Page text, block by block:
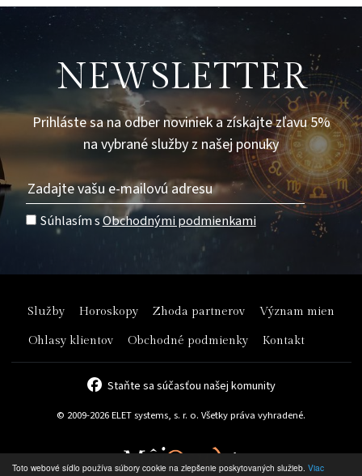
Toto webové sídlo používa súbory cookie na zlepšenie poskytovaných služieb. Viac
NEWSLETTER
Prihláste sa na odber noviniek a získajte zľavu 5%
na vybrané služby z našej ponuky
Súhlasím sObchodnými podmienkami
Služby Horoskopy Zhoda partnerov Význam mien
Ohlasy klientov Obchodné podmienky Kontakt
Staňte sa súčasťou našej komunity
© 2009-2026 ELET systems, s. r. o. Všetky práva vyhradené.